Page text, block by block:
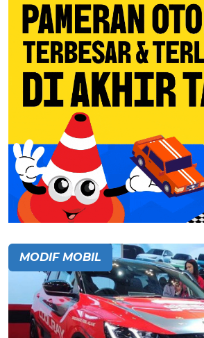
MODIF MOBIL